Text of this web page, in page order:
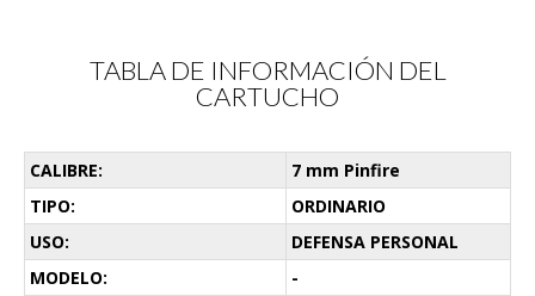
TABLA DE INFORMACIÓN DEL
CARTUCHO
CALIBRE:
7 mm Pinfire
TIPO:
ORDINARIO
USO:
DEFENSA PERSONAL
MODELO:
-